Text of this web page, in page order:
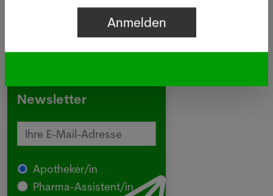
Newsletter
Apotheker/in
Pharma-Assistent/in